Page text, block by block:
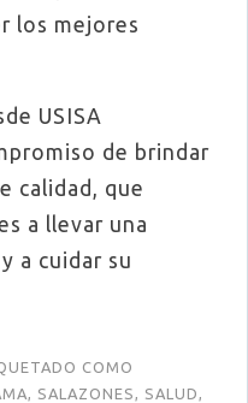
los mejores
USISA
de brindar
calidad, que
a llevar una
a cuidar su
COMO
, SALAZONES, SALUD,